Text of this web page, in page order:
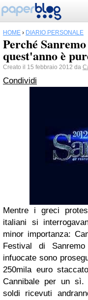
HOME › DIARIO PERSONALE
Perché
quest'anno è
Creato il 15 febbraio 2012 da
Condividi
Mentre i greci
italiani si
minor importanza:
Festival di Sanremo
infuocate sono
250mila euro
Cannibale per un sì.
soldi ricevuti